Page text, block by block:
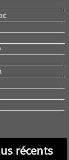
récents